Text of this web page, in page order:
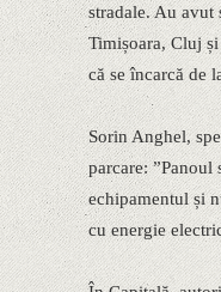
stradale. Au avut
Timișoara, Cluj
că se încarcă de
Sorin Anghel,
parcare: ”Panoul
echipamentul și
cu energie